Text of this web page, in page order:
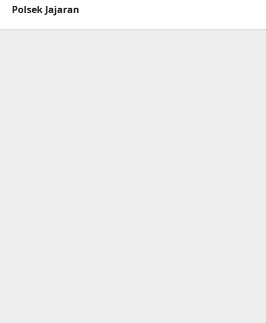
Polsek Jajaran